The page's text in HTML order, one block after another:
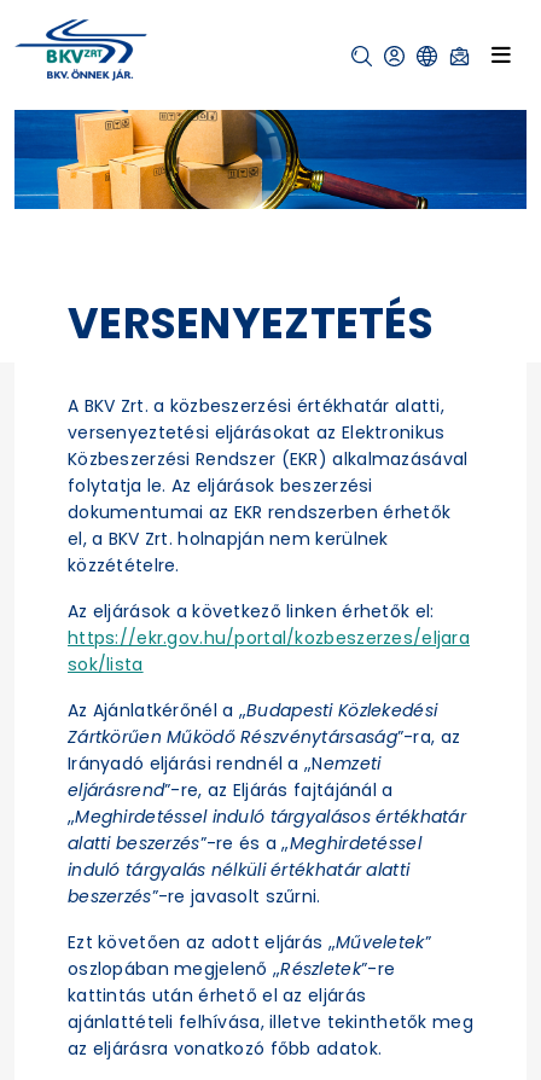
VERSENYEZTETÉS
A BKV Zrt. a közbeszerzési értékhatár alatti,
versenyeztetési eljárásokat az Elektronikus
Közbeszerzési Rendszer (EKR) alkalmazásával
folytatja le. Az eljárások beszerzési
dokumentumai az EKR rendszerben érhetők
el, a BKV Zrt. holnapján nem kerülnek
közzétételre.
Az eljárások a következő linken érhetők el:
https://ekr.gov.hu/portal/kozbeszerzes/eljara
sok/lista
Az Ajánlatkérőnél a „Budapesti Közlekedési
Zártkörűen Működő Részvénytársaság”-ra, az
Irányadó eljárási rendnél a „Nemzeti
eljárásrend”-re, az Eljárás fajtájánál a
„Meghirdetéssel induló tárgyalásos értékhatár
alatti beszerzés”-re és a „Meghirdetéssel
induló tárgyalás nélküli értékhatár alatti
beszerzés”-re javasolt szűrni.
Ezt követően az adott eljárás „Műveletek”
oszlopában megjelenő „Részletek”-re
kattintás után érhető el az eljárás
ajánlattételi felhívása, illetve tekinthetők meg
az eljárásra vonatkozó főbb adatok.